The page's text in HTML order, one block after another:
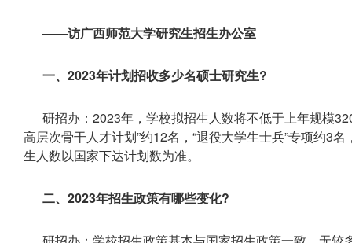
——访广西师范大学研究生招生办公室
一、2023年计划招收多少名硕士研究生?
研招办：2023年，学校拟招生人数将不低于上年规模
高层次骨干人才计划”约12名，“退役大学生士兵”专项约3
生人数以国家下达计划数为准。
二、2023年招生政策有哪些变化?